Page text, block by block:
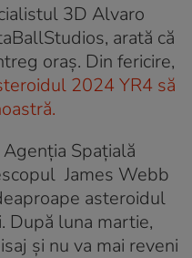
3D Alvaro
arată că
oraș. Din fericire,
2024 YR4 să
Spațială
James Webb
asteroidul
După luna martie,
și nu va mai reveni